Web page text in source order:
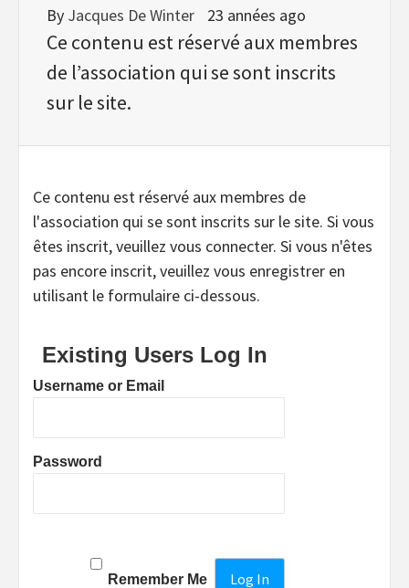
By Jacques De Winter 23 années ago
Ce contenu est réservé aux membres
de l’association qui se sont inscrits
sur le site.
Ce contenu est réservé aux membres de
l'association qui se sont inscrits sur le site. Si vous
êtes inscrit, veuillez vous connecter. Si vous n'êtes
pas encore inscrit, veuillez vous enregistrer en
utilisant le formulaire ci-dessous.
Existing Users Log In
Username or Email
Password
Remember Me